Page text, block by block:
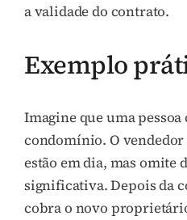
a validade do contrato.
Exemplo
Imagine que uma
condomínio. O
estão em dia, mas
significativa. Depois da
cobra o novo